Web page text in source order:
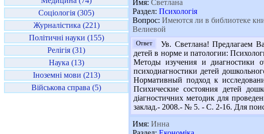
Соціологія (305)
Журналістика (221)
Політичні науки (155)
Релігія (31)
Наука (13)
Іноземні мови (213)
Військова справа (5)
Имя: Светлана
Раздел: Психологія
Вопрос: Имеются ли в библиотеке
Велиевой
Ответ
Ув. Светлана! Предлагаем
детей в норме и патологии:
Методы изучения и диагностики
психодиагностики детей
Нормативный подход к
Психические состояния детей
діагностичних методик для
заклад.- 2008.- № 5. - С. 2-16. Для
Имя: Инна